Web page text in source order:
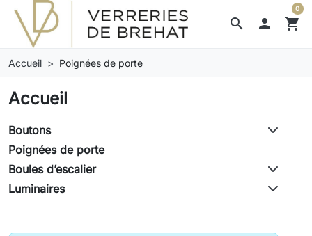
search  shopping_cart
0
Accueil Poignées de porte
Accueil
Boutons
Poignées de porte
Boules d’escalier
Luminaires